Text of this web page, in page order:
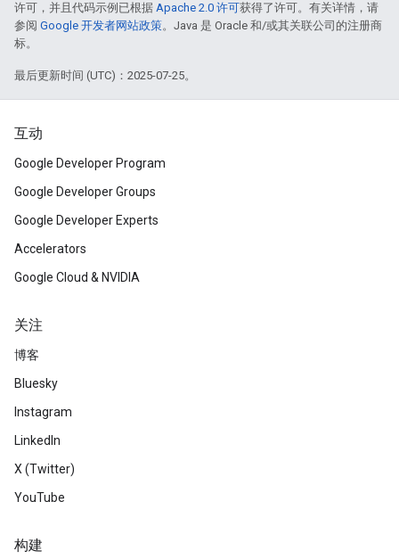
许可，并且代码示例已根据 Apache 2.0 许可获得了许可。有关详情，请
参阅 Google 开发者网站政策。Java 是 Oracle 和/或其关联公司的注册商
标。
最后更新时间 (UTC)：2025-07-25。
互动
Google Developer Program
Google Developer Groups
Google Developer Experts
Accelerators
Google Cloud & NVIDIA
关注
博客
Bluesky
Instagram
LinkedIn
X (Twitter)
YouTube
构建